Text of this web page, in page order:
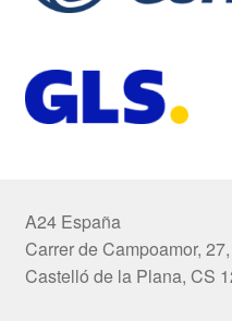
A24 España
Carrer de Campoamor,
Castelló de la Plana, CS